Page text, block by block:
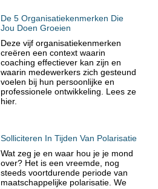
De 5 Organisatiekenmerken Die
Jou Doen Groeien
Deze vijf organisatiekenmerken
creëren een context waarin
coaching effectiever kan zijn en
waarin medewerkers zich gesteund
voelen bij hun persoonlijke en
professionele ontwikkeling. Lees ze
hier.
Solliciteren In Tijden Van Polarisatie
Wat zeg je en waar hou je je mond
over? Het is een vreemde, nog
steeds voortdurende periode van
maatschappelijke polarisatie. We